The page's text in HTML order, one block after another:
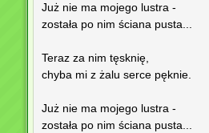
Już nie ma mojego lustra -
została po nim ściana pusta...
Teraz za nim tęsknię,
chyba mi z żalu serce pęknie.
Już nie ma mojego lustra -
została po nim ściana pusta...